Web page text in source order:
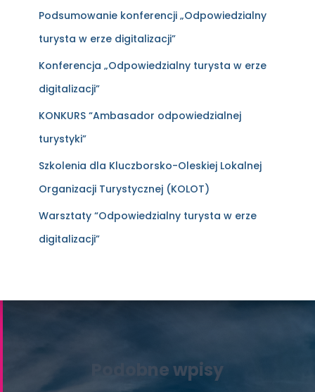
Podsumowanie konferencji „Odpowiedzialny
turysta w erze digitalizacji”
Konferencja „Odpowiedzialny turysta w erze
digitalizacji”
KONKURS “Ambasador odpowiedzialnej
turystyki”
Szkolenia dla Kluczborsko-Oleskiej Lokalnej
Organizacji Turystycznej (KOLOT)
Warsztaty “Odpowiedzialny turysta w erze
digitalizacji”
Podobne wpisy